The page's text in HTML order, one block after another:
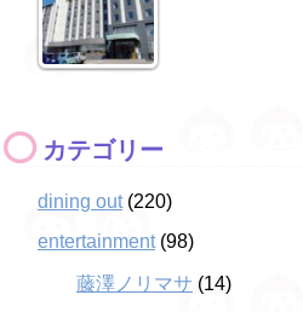
カテゴリー
dining out(220)
entertainment(98)
藤澤ノリマサ (14)